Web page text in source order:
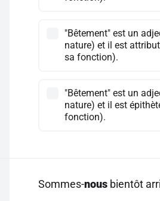
"Bêtement" est un
nature) et il est
sa fonction).
"Bêtement" est un
nature) et il est
fonction).
Sommes-nous bientôt